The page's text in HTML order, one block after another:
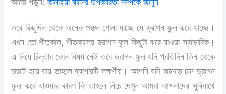
তবে কিছুদিন থেকে অনেক গুঞ্জন শোনা যাচ্ছে যে ড্রাগন ফুল ঝরে যাচ্ছে।
এখন তো শীতকাল, শীতকালের ড্রাগন ফুল কিছুটা ঝরে যাওয়া স্বাভাবিক।
এ নিয়ে চিন্তার কোন বিষয় নেই তবে ড্রাগন ফুল যদি প্রতিদিন তিন থেকে
চারটে হয়ে যায় তাহলে ব্যাপারটি লক্ষণীয়। আপনি যদি জানতে চান ড্রাগন
ফুল ঝরে যাওয়ার কারণ কি তাহলে নিচে দেখুন আমরা আপনাদের সুবিধার্থে